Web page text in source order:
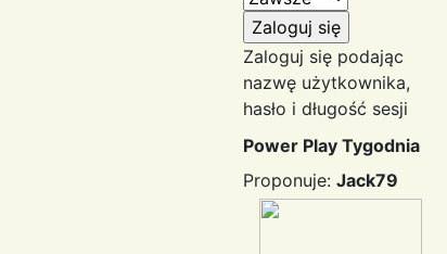
Zaloguj się podając
nazwę użytkownika,
hasło i długość sesji
Power Play Tygodnia
Proponuje: Jack79